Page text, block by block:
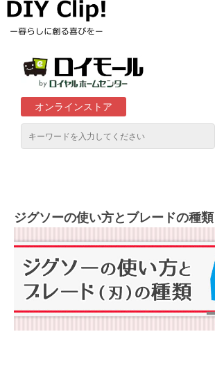
オンラインストア
ロイヤルホームセンター店舗
ジグソーの使い方とブレードの種類